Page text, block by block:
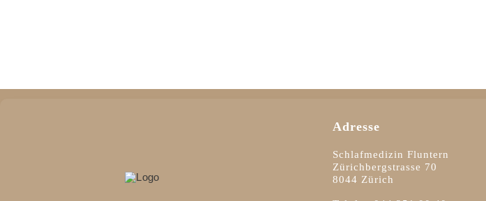
Adresse
Schlafmedizin Fluntern
Zürichbergstrasse 70
8044 Zürich